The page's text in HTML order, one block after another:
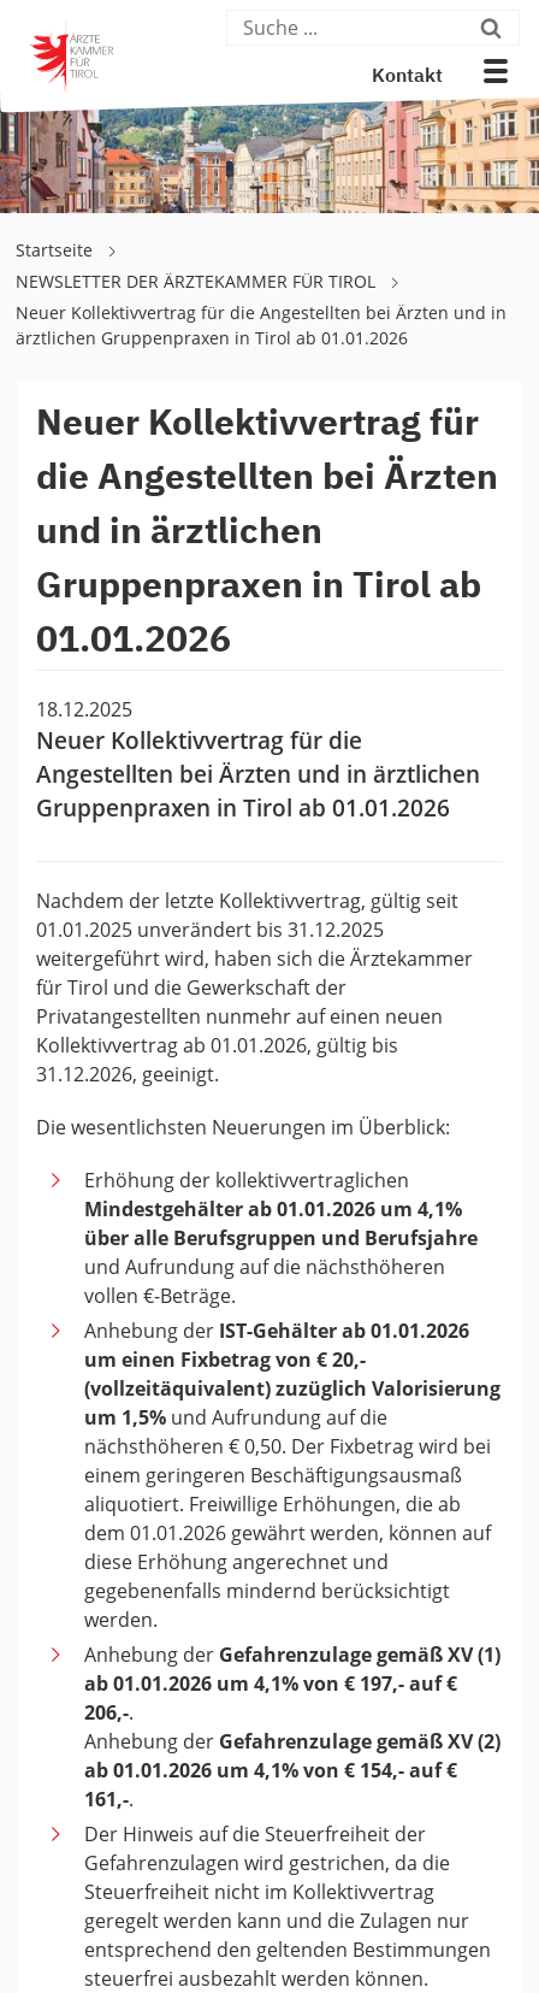
Kontakt
Startseite
NEWSLETTER DER ÄRZTEKAMMER FÜR TIROL
Neuer Kollektivvertrag für die Angestellten bei Ärzten und in
ärztlichen Gruppenpraxen in Tirol ab 01.01.2026
Neuer Kollektivvertrag für
die Angestellten bei Ärzten
und in ärztlichen
Gruppenpraxen in Tirol ab
01.01.2026
18.12.2025
Neuer Kollektivvertrag für die
Angestellten bei Ärzten und in ärztlichen
Gruppenpraxen in Tirol ab 01.01.2026
Nachdem der letzte Kollektivvertrag, gültig seit
01.01.2025 unverändert bis 31.12.2025
weitergeführt wird, haben sich die Ärztekammer
für Tirol und die Gewerkschaft der
Privatangestellten nunmehr auf einen neuen
Kollektivvertrag ab 01.01.2026, gültig bis
31.12.2026, geeinigt.
Die wesentlichsten Neuerungen im Überblick:
Erhöhung der kollektivvertraglichen
Mindestgehälter ab 01.01.2026 um 4,1%
über alle Berufsgruppen und Berufsjahre
und Aufrundung auf die nächsthöheren
vollen €-Beträge.
Anhebung der IST-Gehälter ab 01.01.2026
um einen Fixbetrag von € 20,-
(vollzeitäquivalent) zuzüglich Valorisierung
um 1,5% und Aufrundung auf die
nächsthöheren € 0,50. Der Fixbetrag wird bei
einem geringeren Beschäftigungsausmaß
aliquotiert. Freiwillige Erhöhungen, die ab
dem 01.01.2026 gewährt werden, können auf
diese Erhöhung angerechnet und
gegebenenfalls mindernd berücksichtigt
werden.
Anhebung der Gefahrenzulage gemäß XV (1)
ab 01.01.2026 um 4,1% von € 197,- auf €
206,-.
Anhebung der Gefahrenzulage gemäß XV (2)
ab 01.01.2026 um 4,1% von € 154,- auf €
161,-.
Der Hinweis auf die Steuerfreiheit der
Gefahrenzulagen wird gestrichen, da die
Steuerfreiheit nicht im Kollektivvertrag
geregelt werden kann und die Zulagen nur
entsprechend den geltenden Bestimmungen
steuerfrei ausbezahlt werden können.